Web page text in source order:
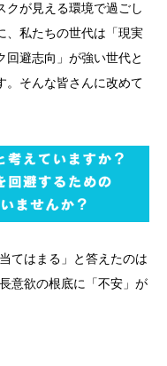
クが見える環境で過ごし
、私たちの世代は「現実
回避志向」が強い世代と
。そんな皆さんに改めて
てはまる」と答えたのは
意欲の根底に「不安」が